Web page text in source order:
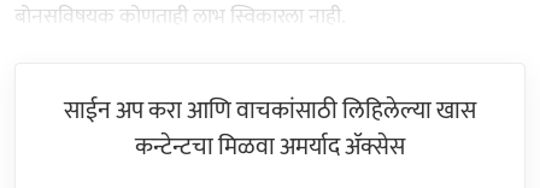
बोनसविषयक कोणताही लाभ स्विकारला नाही.
साईन अप करा आणि वाचकांसाठी लिहिलेल्या खास
कन्टेन्टचा मिळवा अमर्याद ॲक्सेस